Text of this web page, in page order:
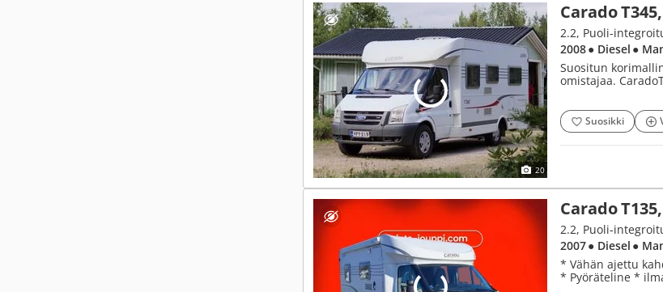
20
Carado
2.2, Puoli-
2008● Diesel ●
Suositun
omistajaa.
Suosikki
Carado
2.2, Puoli-
2007● Diesel ●
* Vähän ajettu
* Pyöräteline *